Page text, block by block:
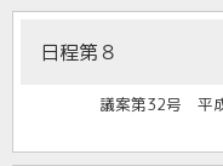
日程第８
議案第32号 平